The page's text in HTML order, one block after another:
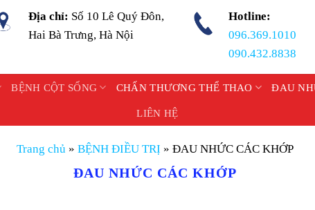
Địa chỉ: Số 10 Lê Quý Đôn,
Hai Bà Trưng, Hà Nội
Hotline:
096.369.1010
090.432.8838
BỆNH CỘT SỐNG CHẤN THƯƠNG THỂ THAO ĐAU
LIÊN HỆ
Trang chủ » BỆNH ĐIỀU TRỊ » ĐAU NHỨC CÁC KHỚP
ĐAU NHỨC CÁC KHỚP